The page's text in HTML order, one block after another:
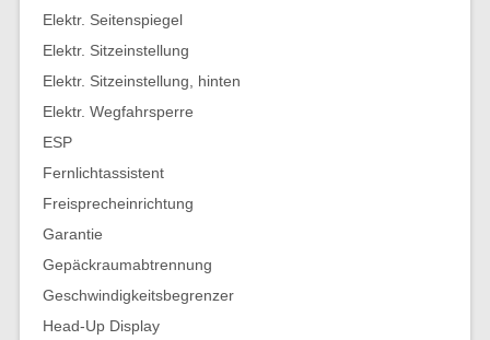
Elektr. Seitenspiegel
Elektr. Sitzeinstellung
Elektr. Sitzeinstellung, hinten
Elektr. Wegfahrsperre
ESP
Fernlichtassistent
Freisprecheinrichtung
Garantie
Gepäckraumabtrennung
Geschwindigkeitsbegrenzer
Head-Up Display